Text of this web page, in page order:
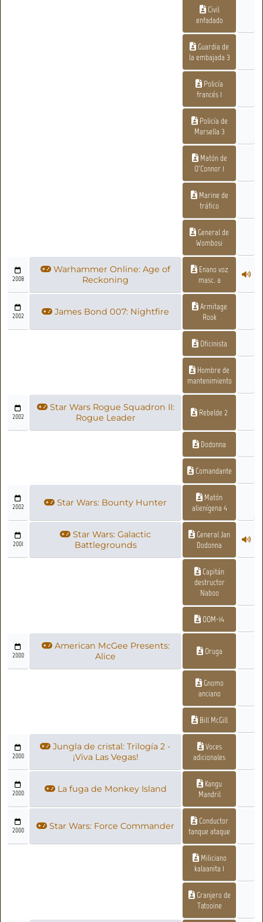
Civil
enfadado
Guardia de
la embajada 3
Policía
francés 1
Policía de
Marsella 3
Matón de
O'Connor 1
Marine de
tráfico
General de
Wombosi
2008
Warhammer Online: Age of
Reckoning
Enano voz
masc. a
2002 James Bond 007: Nightfire
Armitage
Rook
Oficinista
Hombre de
mantenimiento
2002
Star Wars Rogue Squadron II:
Rogue Leader
Rebelde 2
Dodonna
Comandante
2002 Star Wars: Bounty Hunter
Matón
alienígena 4
2001
Star Wars: Galactic
Battlegrounds
General Jan
Dodonna
Capitán
destructor
Naboo
OOM-14
2000
American McGee Presents:
Alice
Oruga
Gnomo
anciano
Bill McGill
2000
Jungla de cristal: Trilogía 2 -
¡Viva Las Vegas!
Voces
adicionales
2000 La fuga de Monkey Island
Kangu
Mandril
2000 Star Wars: Force Commander
Conductor
tanque ataque
Miliciano
kalaanita 1
Granjero de
Tatooine